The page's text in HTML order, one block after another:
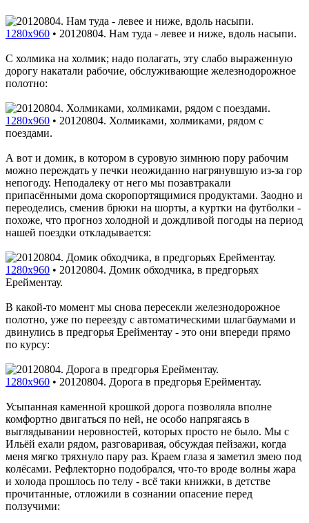
1280x960 • 20120804. Нам туда - левее и ниже, вдоль насыпи.
С холмика на холмик; надо полагать, эту слабо выраженную
дорогу накатали рабочие, обслуживающие железнодорожное
полотно:
1280x960 • 20120804. Холмиками, холмиками, рядом с
поездами.
А вот и домик, в котором в суровую зимнюю пору рабочим
можно переждать у печки неожиданно нагрянувшую из-за гор
непогоду. Неподалеку от него мы позавтракали
припасёнными дома скоропортящимися продуктами. Заодно и
переоделись, сменив брюки на шорты, а куртки на футболки -
похоже, что прогноз холодной и дождливой погоды на период
нашей поездки откладывается:
1280x960 • 20120804. Домик обходчика, в предгорьях
Ерейментау.
В какой-то момент мы снова пересекли железнодорожное
полотно, уже по переезду с автоматическими шлагбаумами и
двинулись в предгорья Ерейментау - это они впереди прямо
по курсу:
1280x960 • 20120804. Дорога в предгорья Ерейментау.
Усыпанная каменной крошкой дорога позволяла вполне
комфортно двигаться по ней, не особо напрягаясь в
выглядывании неровностей, которых просто не было. Мы с
Ильёй ехали рядом, разговаривая, обсуждая пейзажи, когда
меня мягко тряхнуло пару раз. Краем глаза я заметил змею под
колёсами. Рефлекторно подобрался, что-то вроде волны жара
и холода прошлось по телу - всё таки книжки, в детстве
прочитанные, отложили в сознании опасение перед
ползучими: